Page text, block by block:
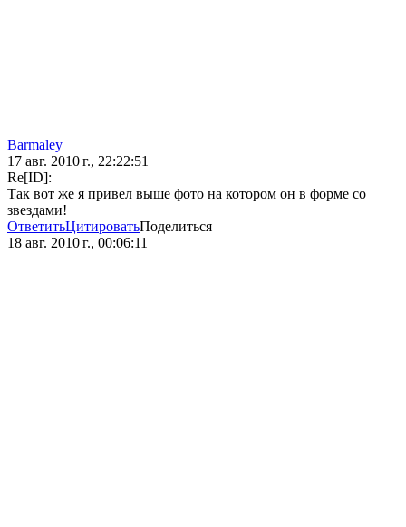
Barmaley
17 авг. 2010 г., 22:22:51
Re[ID]:
Так вот же я привел выше фото на котором он в форме со
звездами!
ОтветитьЦитироватьПоделиться
18 авг. 2010 г., 00:06:11